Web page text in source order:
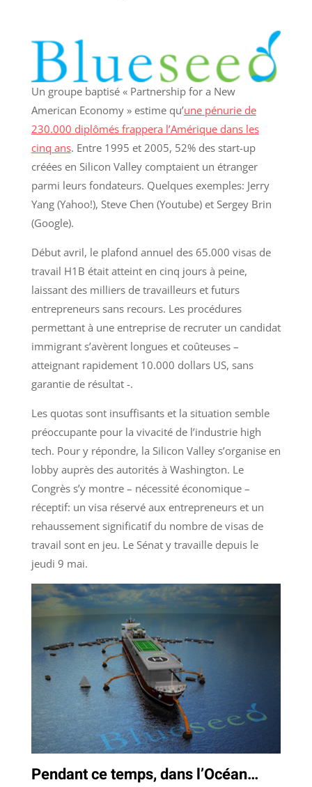
Un groupe baptisé « Partnership for a New
American Economy » estime qu’une pénurie de
230.000 diplômés frappera l’Amérique dans les
cinq ans. Entre 1995 et 2005, 52% des start-up
créées en Silicon Valley comptaient un étranger
parmi leurs fondateurs. Quelques exemples: Jerry
Yang (Yahoo!), Steve Chen (Youtube) et Sergey Brin
(Google).
Début avril, le plafond annuel des 65.000 visas de
travail H1B était atteint en cinq jours à peine,
laissant des milliers de travailleurs et futurs
entrepreneurs sans recours. Les procédures
permettant à une entreprise de recruter un candidat
immigrant s’avèrent longues et coûteuses –
atteignant rapidement 10.000 dollars US, sans
garantie de résultat -.
Les quotas sont insuffisants et la situation semble
préoccupante pour la vivacité de l’industrie high
tech. Pour y répondre, la Silicon Valley s’organise en
lobby auprès des autorités à Washington. Le
Congrès s’y montre – nécessité économique –
réceptif: un visa réservé aux entrepreneurs et un
rehaussement significatif du nombre de visas de
travail sont en jeu. Le Sénat y travaille depuis le
jeudi 9 mai.
Pendant ce temps, dans l’Océan…